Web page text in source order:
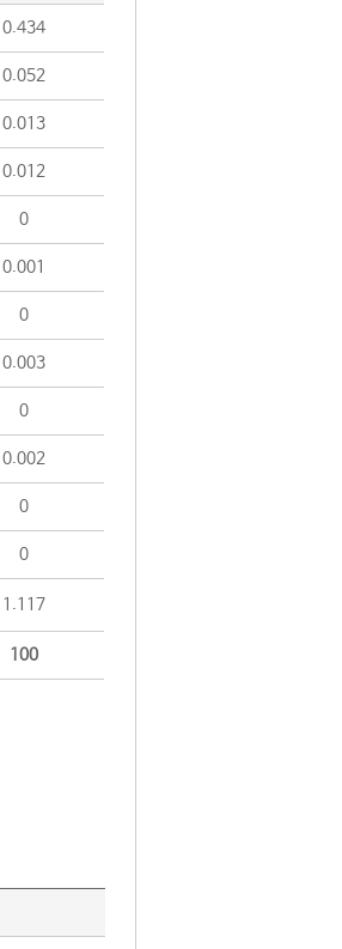
0.434
0.052
0.013
0.012
0
0.001
0
0.003
0
0.002
0
0
1.117
100